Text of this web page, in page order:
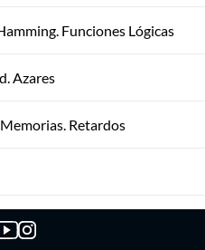
Funciones Lógicas
Azares
Retardos